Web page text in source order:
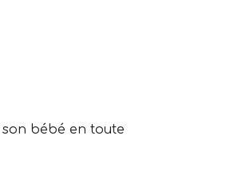
son bébé en toute